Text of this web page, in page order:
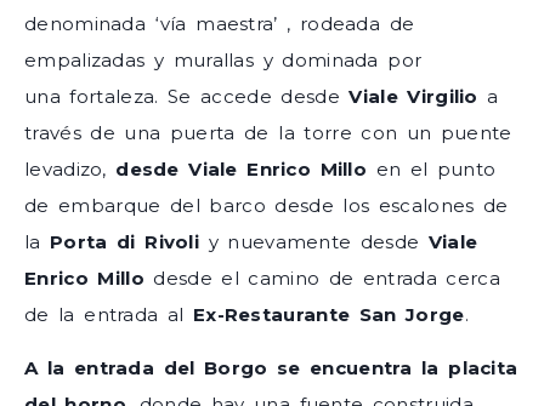
denominada ‘vía maestra’ , rodeada de
empalizadas y murallas y dominada por
una fortaleza. Se accede desdeViale Virgilio a
través de una puerta de la torre con un puente
levadizo, desde Viale Enrico Millo en el punto
de embarque del barco desde los escalones de
la Porta di Rivoli y nuevamente desde Viale
Enrico Millo desde el camino de entrada cerca
de la entrada al Ex-Restaurante San Jorge.
A la entrada del Borgo se encuentra la placita